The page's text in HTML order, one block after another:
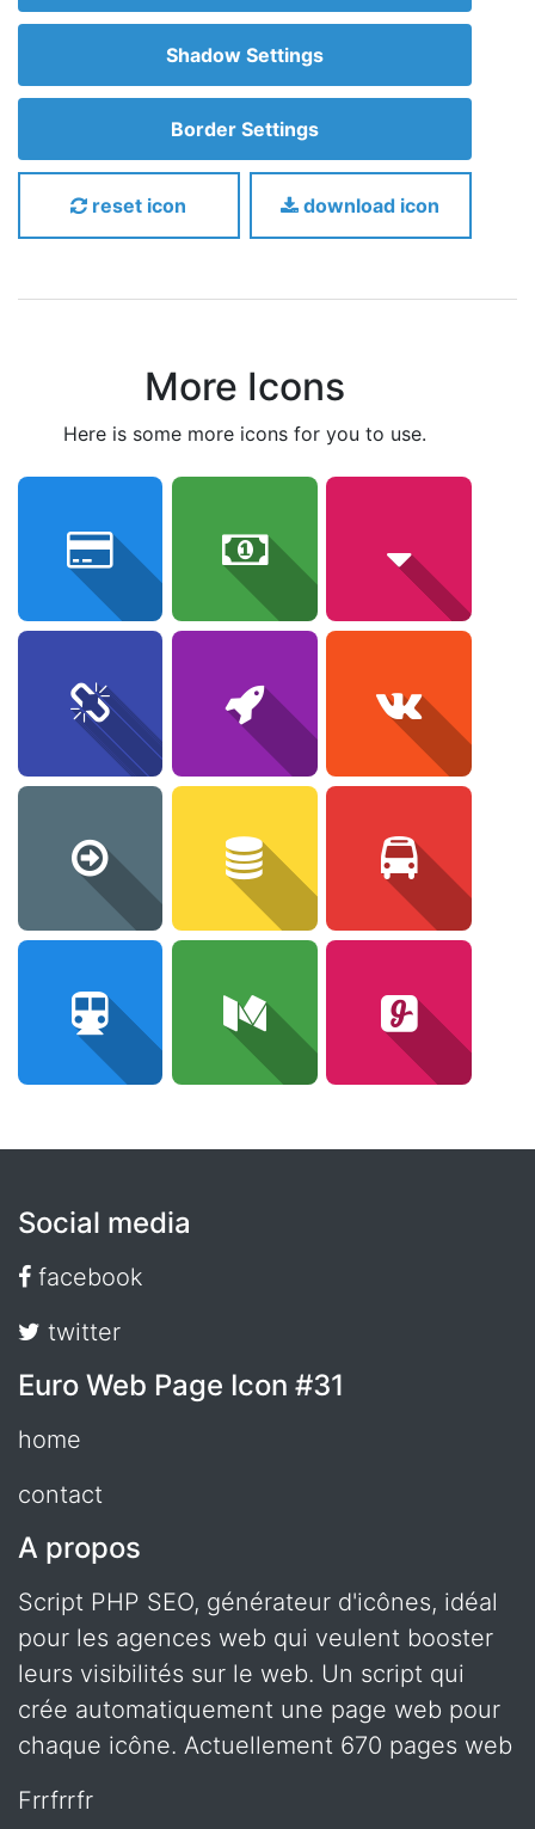
Shadow Settings
Border Settings
reset icon download icon
More Icons
here is some more icons for you to use.
Social media
facebook
twitter
Euro Web Page Icon #31
home
contact
A propos
Script PHP SEO, générateur d'icônes, idéal
pour les agences web qui veulent booster
leurs visibilités sur le web. Un script qui
crée automatiquement une page web pour
chaque icône. Actuellement 670 pages web
frrfrrfr